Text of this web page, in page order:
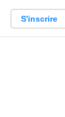
S'inscrire